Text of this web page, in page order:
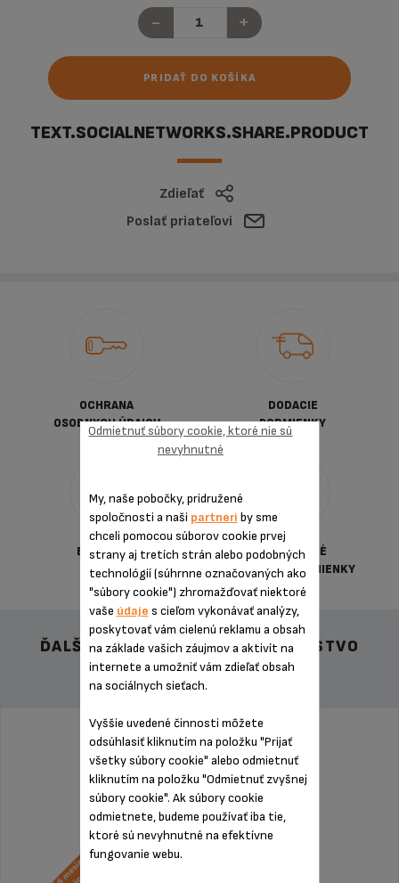
- +
PRIDAŤ DO KOŠÍKA
TEXT.SOCIALNETWORKS.SHARE.PRODUCT
Zdieľať
Poslať priateľovi
OCHRANA
OSOBNYCH ÚDAJOV
DODACIE
PODMIENKY
BEZPEČNÁ
PLATBA
VŠEOBECNÉ
OBCHDNÉ PODMIENKY
ĎALŠIE ODPORÚČANÉ PRÍSLUŠENSTVO
My, naše pobočky, pridružené
spoločnosti a naši partneri by sme
chceli pomocou súborov cookie prvej
strany aj tretích strán alebo podobných
technológií (súhrnne označovaných ako
"súbory cookie") zhromažďovať niektoré
vaše údaje s cieľom vykonávať analýzy,
poskytovať vám cielenú reklamu a obsah
na základe vašich záujmov a aktivít na
internete a umožniť vám zdieľať obsah
na sociálnych sieťach.
Vyššie uvedené činnosti môžete
odsúhlasiť kliknutím na položku "Prijať
všetky súbory cookie" alebo odmietnuť
kliknutím na položku "Odmietnuť zvyšnej
súbory cookie". Ak súbory cookie
odmietnete, budeme používať iba tie,
ktoré sú nevyhnutné na efektívne
fungovanie webu.
Odmietnuť súbory cookie, ktoré nie sú
nevyhnutné